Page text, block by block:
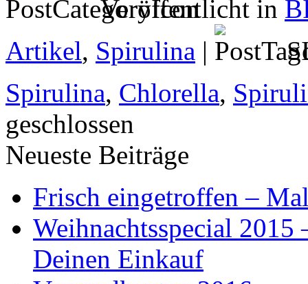
Veröffentlicht in
Artikel, Spirulina |
Spirulina, Chlorella,
geschlossen
Neueste Beiträge
Frisch eingetroffen –
Weihnachtsspecial
Deinen Einkauf